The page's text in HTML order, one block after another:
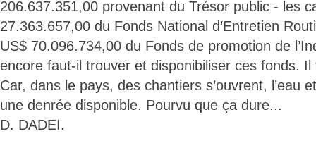
206.637.351,00 provenant du Trésor public - les
27.363.657,00 du Fonds National d’Entretien
US$ 70.096.734,00 du Fonds de promotion de
encore faut-il trouver et disponibiliser ces fonds.
Car, dans le pays, des chantiers s’ouvrent, l’eau
une denrée disponible. Pourvu que ça dure...
D. DADEI.